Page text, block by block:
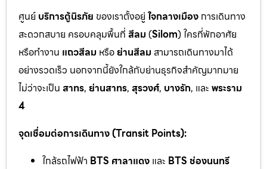
ศูนย์ บริการตู้นิรภัย ของเราตั้งอยู่ ใจกลางเมือง การเดินทาง
สะดวกสบาย ครอบคลุมพื้นที่ สีลม(Silom) ใครที่พักอาศัย
หรือทำงาน แถวสีลม หรือย่านสีลม สามารถเดินทางมาได้
อย่างรวดเร็ว นอกจากนี้ยังใกล้กับย่านธุรกิจสำคัญมากมาย
ไม่ว่าจะเป็น สาทร, ย่านสาทร, สุรวงศ์, บางรัก, และ พระราม
4
จุดเชื่อมต่อการเดินทาง (Transit Points):
ใกล้รถไฟฟ้า BTS ศาลาแดง และ BTS ช่องนนทรี